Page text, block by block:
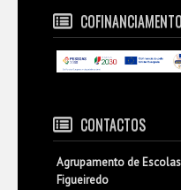
COFINANCIAMENTO
CONTACTOS
Agrupamento de
Figueiredo